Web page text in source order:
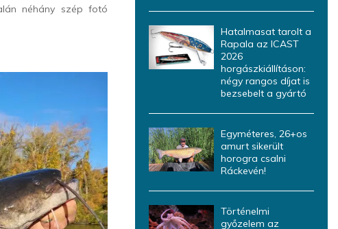
néhány szép fotó
Hatalmasat tarolt a
Rapala az ICAST
2026
horgászkiállításon:
négy rangos díjat is
bezsebelt a gyártó
Egyméteres, 26+os
amurt sikerült
horogra csalni
Ráckevén!
Történelmi
győzelem az